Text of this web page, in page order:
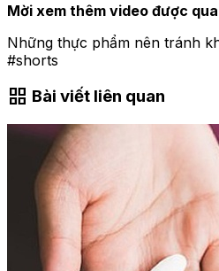
Mời xem thêm video được
Những thực phẩm nên tránh
#shorts
grid_view Bài viết liên quan